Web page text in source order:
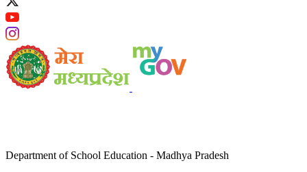
Department of School Education - Madhya Pradesh